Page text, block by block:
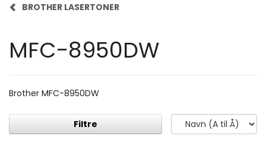
BROTHER LASERTONER
MFC-8950DW
Brother MFC-8950DW
Filtre